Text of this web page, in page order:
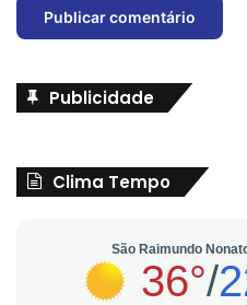
Publicidade
Clima Tempo